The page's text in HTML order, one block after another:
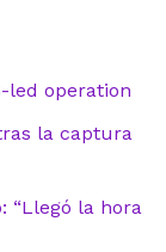
led operation
la captura
“Llegó la hora